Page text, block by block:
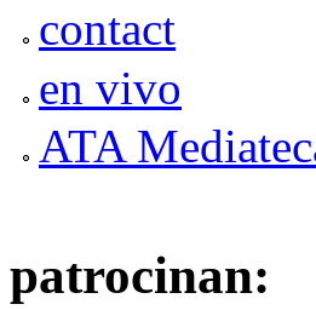
contact
en vivo
ATA
patrocinan: